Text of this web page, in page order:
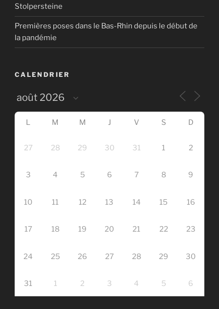
Stolpersteine
Premières poses dans le Bas-Rhin depuis le début de
la pandémie
CALENDRIER
L M M J V S D
27 28 29 30 31 1 2
3 4 5 6 7 8 9
10 11 12 13 14 15 16
17 18 19 20 21 22 23
24 25 26 27 28 29 30
31 1 2 3 4 5 6